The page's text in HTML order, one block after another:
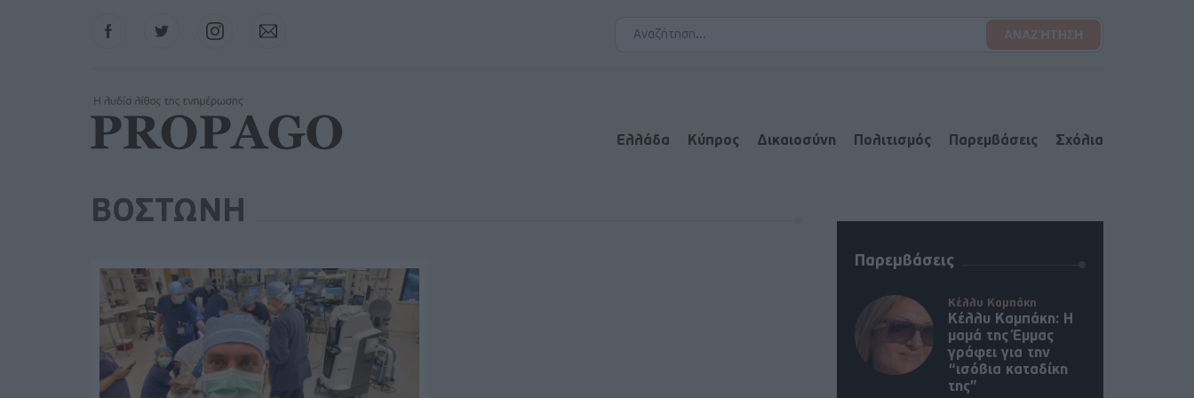
FacebookTwitter InstagramContact
Ελλάδα Κύπρος Δικαιοσύνη Πολιτισμός Παρεμβάσεις Σχόλια
ΒΟΣΤΩΝΗ
Παρεμβάσεις
Κέλλυ Καμπάκη
Κέλλυ Καμπάκη: Η
μαμά της Έμμας
γράφει για την
“ισόβια καταδίκη
της”